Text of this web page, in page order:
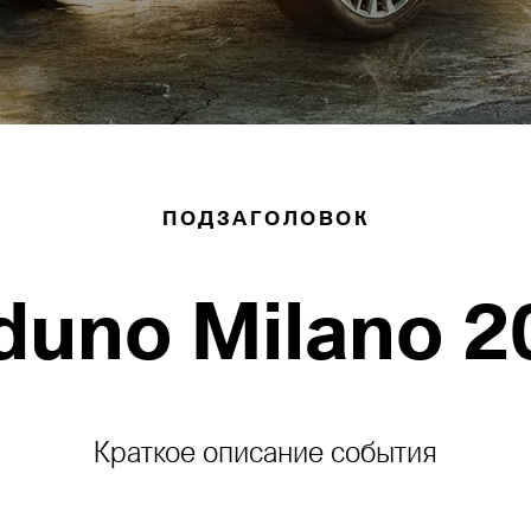
ПОДЗАГОЛОВОК
Milano
Краткое описание события